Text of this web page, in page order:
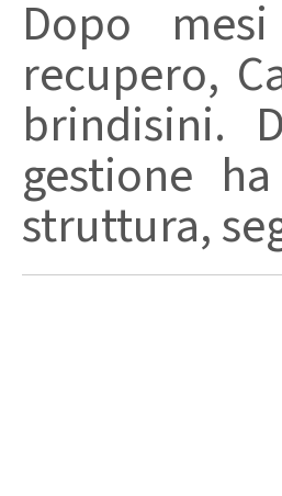
Dopo
recupero,
brindisini.
gestione
struttura,